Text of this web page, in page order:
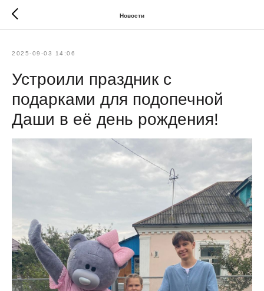
Новости
2025-09-03 14:06
Устроили праздник с
подарками для подопечной
Даши в её день рождения!